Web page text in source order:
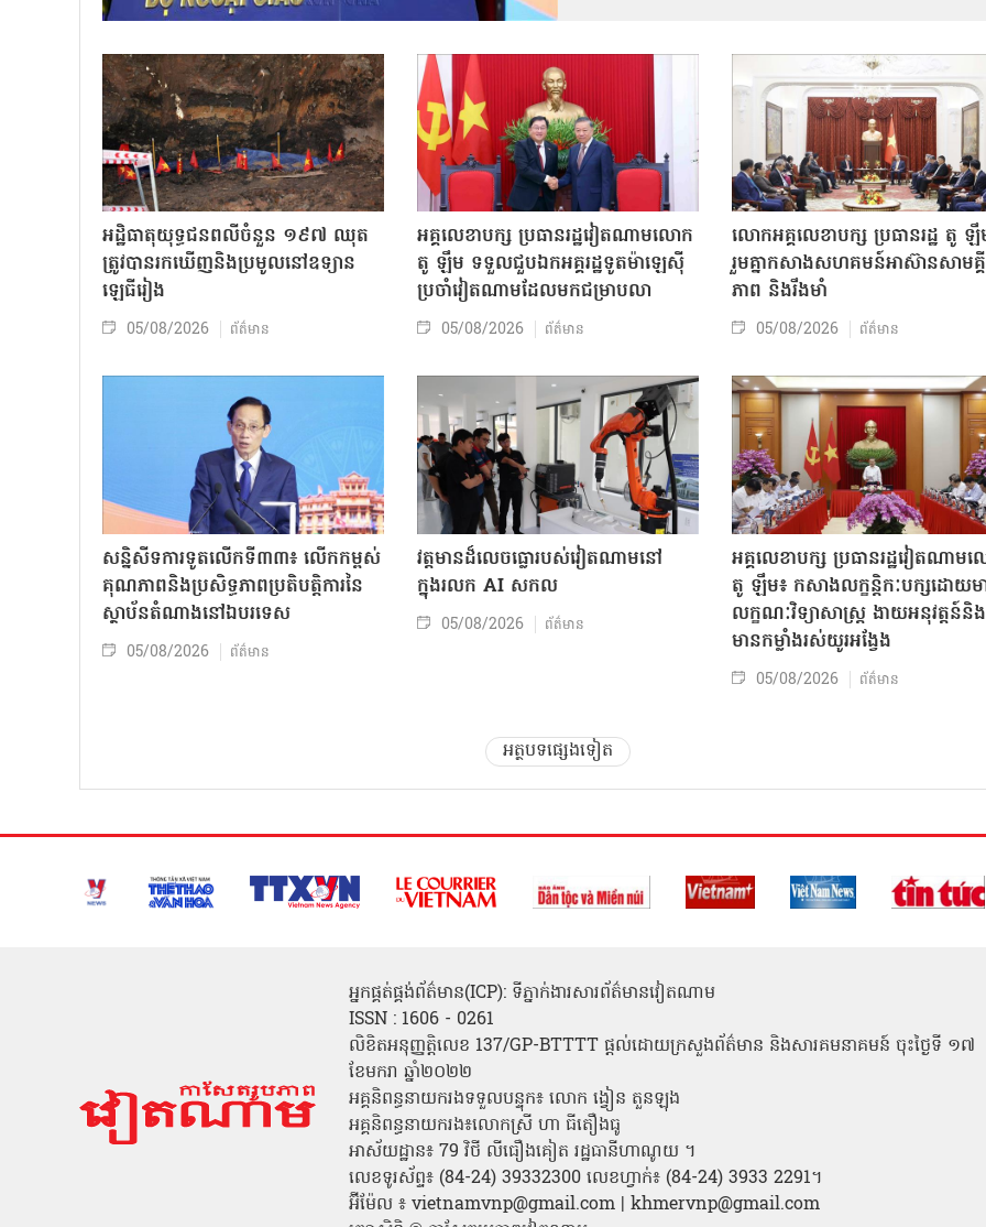
អដ្ឋិធាតុយុទ្ធជនពលីចំនួន ១៩៧ ឈុត
ត្រូវបានរកឃើញនិងប្រមូលនៅឧទ្យាន
ឡេធីរៀង
05/08/2026 ព័ត៌មាន
អគ្គលេខាបក្ស ប្រធានរដ្ឋវៀតណាមលោក
តូ ឡឹម ទទួលជួបឯកអគ្គរដ្ឋទូតម៉ាឡេស៊ី
ប្រចាំវៀតណាមដែលមកជម្រាបលា
05/08/2026 ព័ត៌មាន
លោក​អគ្គលេខាបក្ស ប្រធានរដ្ឋ តូ ឡឹ
រួមគ្នាកសាងសហគមន៍អាស៊ានសាមគ្គី
ភាព និងរឹងមាំ
05/08/2026 ព័ត៌មាន
សន្និសីទការទូតលើកទី៣៣៖ លើក​កម្ពស់
គុណភាពនិងប្រសិទ្ធភាពប្រតិបត្តិការ​នៃ
ស្ថាប័ន​​តំណាងនៅឯ​បរទេស​
05/08/2026 ព័ត៌មាន
វត្តមានដ៏លេចធ្លោរបស់វៀតណាមនៅ
ក្នុងរលក AI សកល
05/08/2026 ព័ត៌មាន
អគ្គលេខាបក្ស ប្រធានរដ្ឋវៀតណាម
តូ ឡឹម៖ កសាងលក្ខន្តិកៈបក្សដោយម
លក្ខណៈវិទ្យាសាស្ត្រ ងាយអនុវត្តន៍និង
មានកម្លាំងរស់យូរអង្វែង
05/08/2026 ព័ត៌មាន
អត្ថបទផ្សេងទៀត
អ្នកផ្គត់ផ្គង់ព័ត៌មាន(ICP): ទីភ្នាក់ងារសារព័ត៌មានវៀតណាម
ISSN : 1606 - 0261
លិខិតអនុញ្ញត្តិលេខ 137/GP-BTTTT ផ្តល់ដោយក្រសួងព័ត៌មាន និងសារគមនាគមន៍ ចុះថ្ងៃទី ១៧
ខែមករា ឆ្នាំ២០២២
អគ្គនិពន្ធនាយករងទទួលបន្ទុក៖ លោក ង្វៀន តួនឡុង
អគ្គនិពន្ធនាយករង៖លោកស្រី ហា ធីតឿងធូ
អាស័យដ្ឋាន៖ 79 វិថី លីធឿងគៀត រដ្ឋធានីហាណូយ ។
លេខទូរស័ព្ទ៖ (84-24) 39332300 លេខហ្វាក់៖ (84-24) 3933 2291។
អ៊ីម៉ែល ៖ vietnamvnp@gmail.com | khmervnp@gmail.com